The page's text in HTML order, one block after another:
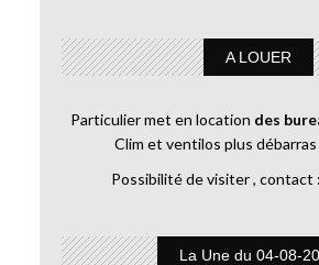
A LOUER
Particulier met en location des
Clim et ventilos plus
Possibilité de visiter , contact :
La Une du 04-08-